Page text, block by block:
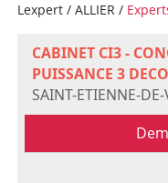
Lexpert/ ALLIER/
CABINET CI3 -
PUISSANCE 3 DECO
SAINT-ETIENNE-